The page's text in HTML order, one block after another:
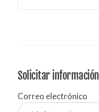
Solicitar información
Correo electrónico